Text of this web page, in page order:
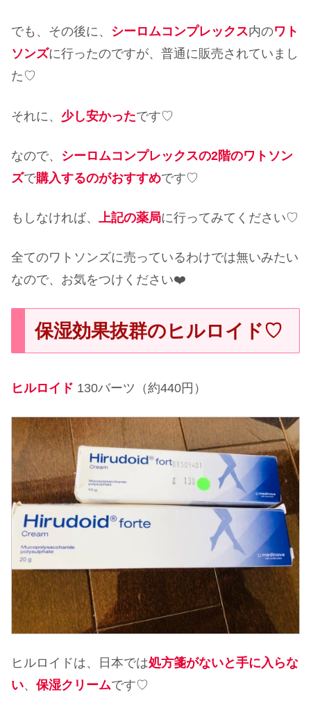
でも、その後に、 シーロムコンプレックス内のワト
ソンズに行ったのですが、普通に販売されていまし
た♡
それに、 少し安かったです♡
なので、 シーロムコンプレックスの2階のワトソン
ズで購入するのがおすすめです♡
もしなければ、 上記の薬局に行ってみてください♡
全てのワトソンズに売っているわけでは無いみたい
なので、お気をつけください❤️
保湿効果抜群のヒルロイド♡
ヒルロイド 130バーツ（約440円）
ヒルロイドは、日本では処方箋がないと手に入らな
い、 保湿クリームです♡